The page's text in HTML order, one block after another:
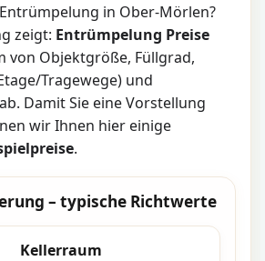
in Ober-Mörlen?
zeigt: Entrümpelung Preise
von Objektgröße, Füllgrad,
Tragewege) und
Damit Sie eine Vorstellung
wir Ihnen hier einige
.
– typische Richtwerte
Kellerraum